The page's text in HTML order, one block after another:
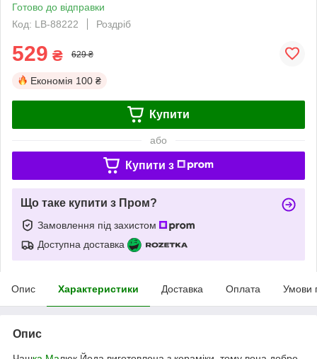
Готово до відправки
Код: LB-88222
Роздріб
529 ₴ 629 ₴
Економія 100 ₴
Купити
або
Купити з
Що таке купити з Пром?
Замовлення під захистом
Доступна доставка
Опис Характеристики Доставка Оплата Умови
Опис